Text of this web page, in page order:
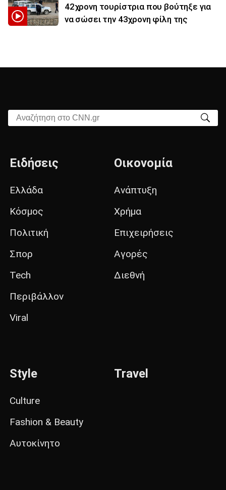
42χρονη τουρίστρια που βούτηξε για
να σώσει την 43χρονη φίλη της
Αναζήτηση στο CNN.gr
Ειδήσεις
Ελλάδα
Κόσμος
Πολιτική
Σπορ
Tech
Περιβάλλον
Viral
Οικονομία
Ανάπτυξη
Χρήμα
Επιχειρήσεις
Αγορές
Διεθνή
Style
Culture
Fashion & Beauty
Αυτοκίνητο
Travel